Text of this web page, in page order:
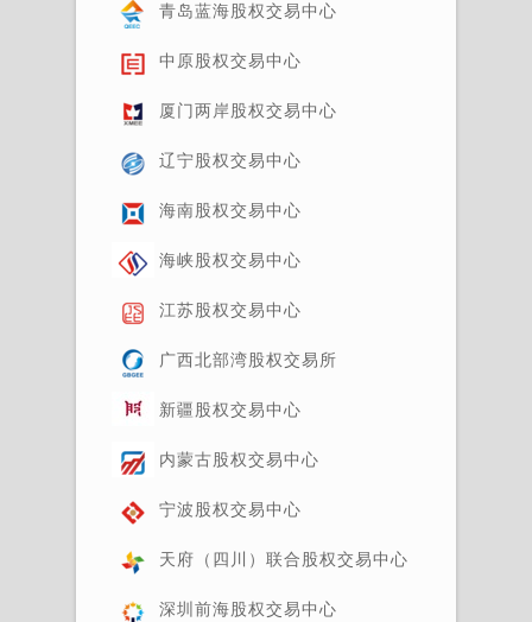
青岛蓝海股权交易中心
中原股权交易中心
厦门两岸股权交易中心
辽宁股权交易中心
海南股权交易中心
海峡股权交易中心
江苏股权交易中心
广西北部湾股权交易所
新疆股权交易中心
内蒙古股权交易中心
宁波股权交易中心
天府（四川）联合股权交易中心
深圳前海股权交易中心